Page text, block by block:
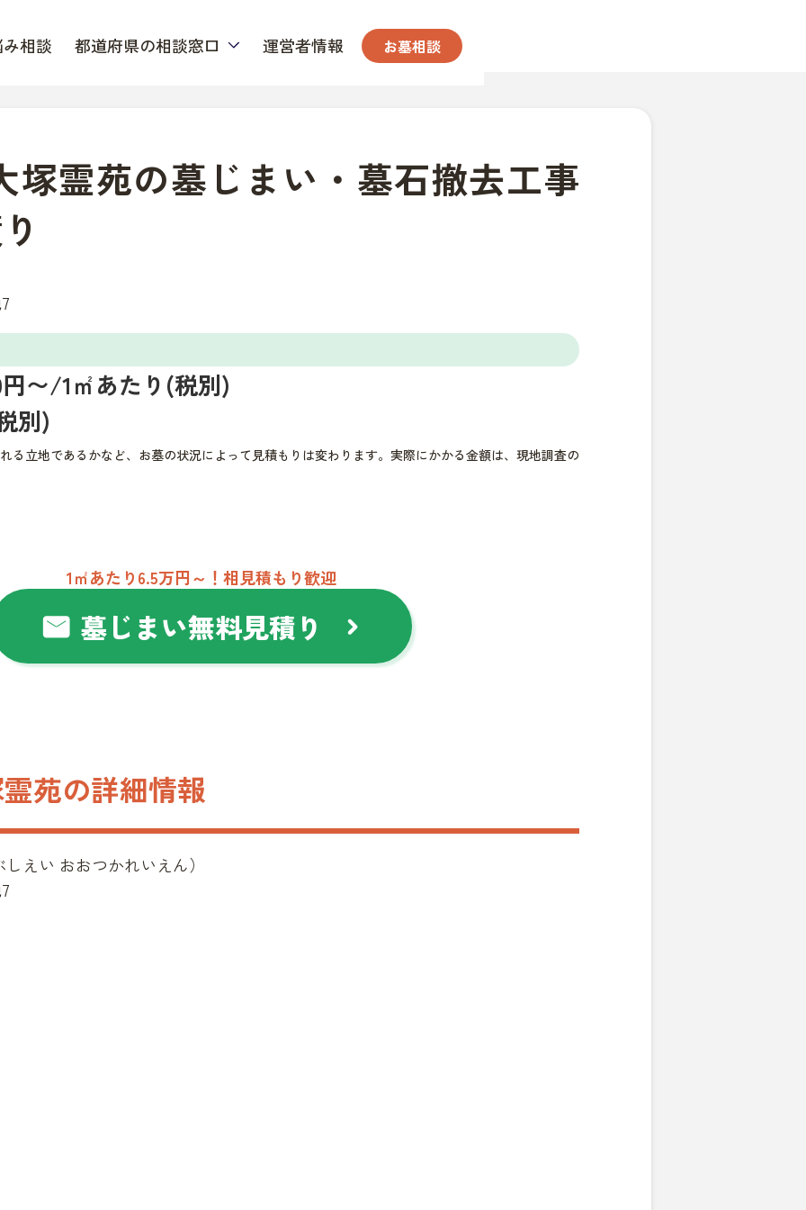
相談 都道府県の相談窓口 運営者情報 お墓相談
塚霊苑の墓じまい・墓石撤去工事
円〜/1㎡あたり(税別)
別)
る立地であるかなど、お墓の状況によって見積もりは変わります。実際にかかる金額は、現地調査の
1㎡あたり6.5万円～！相見積もり歓迎
mail 墓じまい無料見積り chevron_right
苑の詳細情報
しえい おおつかれいえん）